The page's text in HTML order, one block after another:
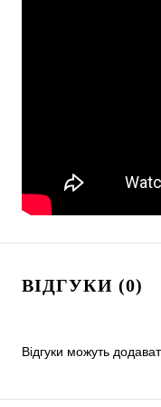
ВІДГУКИ (0)
Відгуки можуть